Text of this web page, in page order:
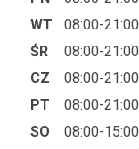
WT
08:00-21:00
ŚR
08:00-21:00
CZ
08:00-21:00
PT
08:00-21:00
SO
08:00-15:00